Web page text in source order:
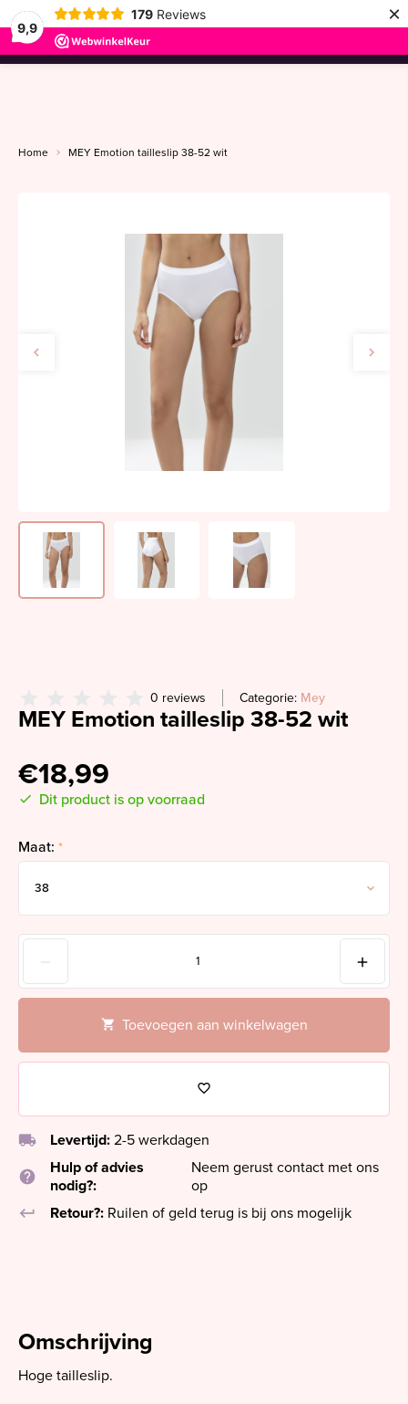
9,9
179 Reviews ×
menu
Home MEY Emotion tailleslip 38-52 wit
0 reviews Categorie: Mey
MEY Emotion tailleslip 38-52 wit
€18,99
Dit product is op voorraad
Maat: *
Toevoegen aan winkelwagen
local_shipping Levertijd: 2-5 werkdagen
help
Hulp of advies
nodig?:
Neem gerust contact met ons
op
keyboard_return
Retour?: Ruilen of geld terug is bij ons mogelijk
Omschrijving
Hoge tailleslip.